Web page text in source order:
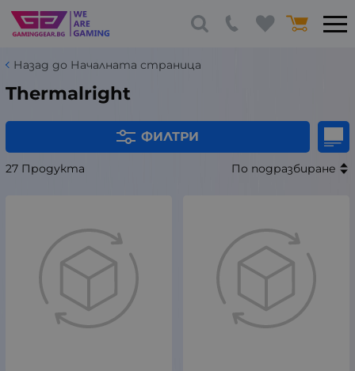
Назад до Началната страница
Thermalright
ФИЛТРИ
27 Продукта По подразбиране